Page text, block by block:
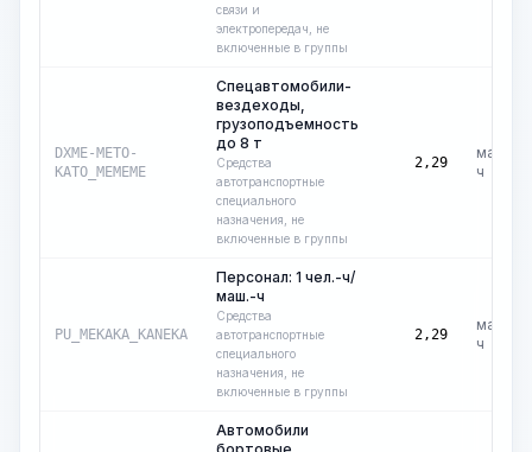
связи и
электропередач, не
включенные в группы
DXME-METO-
KATO_MEMEME
Спецавтомобили-
вездеходы,
грузоподъемность
до 8 т
Средства
автотранспортные
специального
назначения, не
включенные в группы
2,29
маш.-
ч
PU_MEKAKA_KANEKA
Персонал: 1 чел.-ч/
маш.-ч
Средства
автотранспортные
специального
назначения, не
включенные в группы
2,29
маш.-
ч
Автомобили